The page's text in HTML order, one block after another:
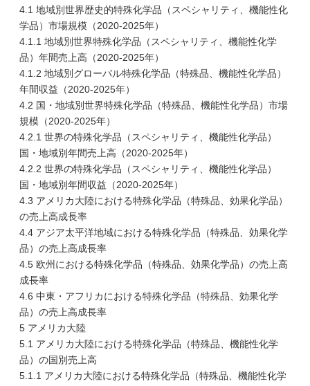
4.1 地域別世界歴史的特殊化学品（スペシャリティ、機能性化
学品）市場規模（2020-2025年）
4.1.1 地域別世界特殊化学品（スペシャリティ、機能性化学
品）年間売上高（2020-2025年）
4.1.2 地域別グローバル特殊化学品（特殊品、機能性化学品）
年間収益（2020-2025年）
4.2 国・地域別世界特殊化学品（特殊品、機能性化学品）市場
規模（2020-2025年）
4.2.1 世界の特殊化学品（スペシャリティ、機能性化学品）
国・地域別年間売上高（2020-2025年）
4.2.2 世界の特殊化学品（スペシャリティ、機能性化学品）
国・地域別年間収益（2020-2025年）
4.3 アメリカ大陸における特殊化学品（特殊品、効果化学品）
の売上高成長率
4.4 アジア太平洋地域における特殊化学品（特殊品、効果化学
品）の売上高成長率
4.5 欧州における特殊化学品（特殊品、効果化学品）の売上高
成長率
4.6 中東・アフリカにおける特殊化学品（特殊品、効果化学
品）の売上高成長率
5 アメリカ大陸
5.1 アメリカ大陸における特殊化学品（特殊品、機能性化学
品）の国別売上高
5.1.1 アメリカ大陸における特殊化学品（特殊品、機能性化学